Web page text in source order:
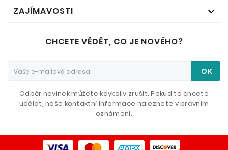
ZAJÍMAVOSTI 
CHCETE VĚDĚT, CO JE NOVÉHO?
OK
Odběr novinek můžete kdykoliv zrušit. Pokud to chcete
udělat, naše kontaktní informace naleznete v právním
oznámení.